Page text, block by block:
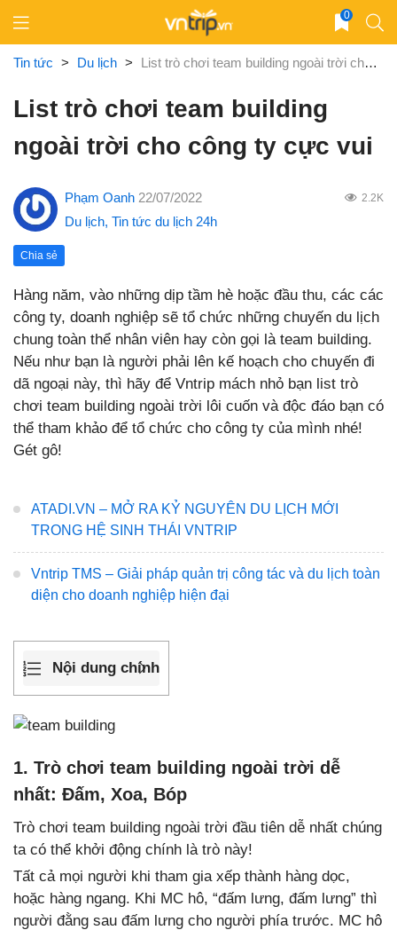
content
0
Tin tức > Du lịch > List trò chơi team building ngoài trời cho công ty cực vui
List trò chơi team building
ngoài trời cho công ty cực vui
Phạm Oanh 22/07/2022 2.2K
Du lịch, Tin tức du lịch 24h
Chia sẻ
Hàng năm, vào những dịp tầm hè hoặc đầu thu, các các
công ty, doanh nghiệp sẽ tổ chức những chuyến du lịch
chung toàn thể nhân viên hay còn gọi là team building.
Nếu như bạn là người phải lên kế hoạch cho chuyến đi
dã ngoại này, thì hãy để Vntrip mách nhỏ bạn list trò
chơi team building ngoài trời lôi cuốn và độc đáo bạn có
thể tham khảo để tổ chức cho công ty của mình nhé!
Gét gô!
ATADI.VN – MỞ RA KỶ NGUYÊN DU LỊCH MỚI
TRONG HỆ SINH THÁI VNTRIP
Vntrip TMS – Giải pháp quản trị công tác và du lịch toàn
diện cho doanh nghiệp hiện đại
Nội dung chính
1. Trò chơi team building ngoài trời dễ
nhất: Đấm, Xoa, Bóp
Trò chơi team building ngoài trời đầu tiên dễ nhất chúng
ta có thể khởi động chính là trò này!
Tất cả mọi người khi tham gia xếp thành hàng dọc,
hoặc hàng ngang. Khi MC hô, “đấm lưng, đấm lưng” thì
người đằng sau đấm lưng cho người phía trước. MC hô